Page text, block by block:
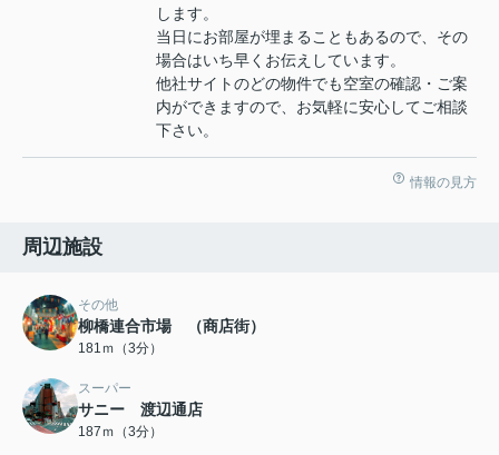
します。
当日にお部屋が埋まることもあるので、その
場合はいち早くお伝えしています。
他社サイトのどの物件でも空室の確認・ご案
内ができますので、お気軽に安心してご相談
下さい。
情報の見方
周辺施設
その他
柳橋連合市場 （商店街）
181ｍ（3分）
スーパー
サニー 渡辺通店
187ｍ（3分）